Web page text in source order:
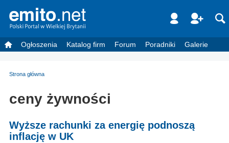
Ogłoszenia Katalog firm Forum Poradniki Galerie
Strona główna
ceny żywności
Wyższe rachunki za energię podnoszą
inflację w UK